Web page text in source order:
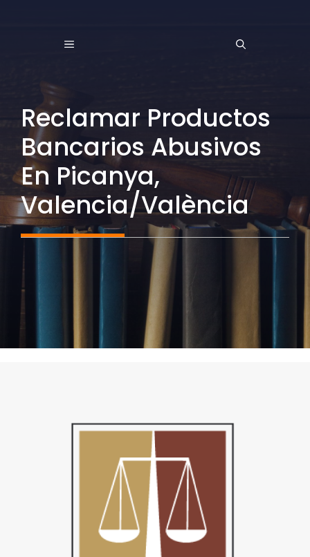
MENÚ
Reclamar Productos
Bancarios Abusivos
En Picanya,
Valencia/València